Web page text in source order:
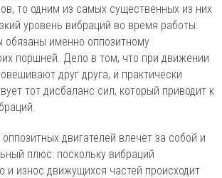
то одним из самых существенных из них
уровень вибраций во время работы.
обязаны именно оппозитному
поршней. Дело в том, что при движении
друг друга, и практически
тот дисбаланс сил, который приводит к
двигателей влечет за собой и
плюс: поскольку вибраций
и износ движущихся частей происходит